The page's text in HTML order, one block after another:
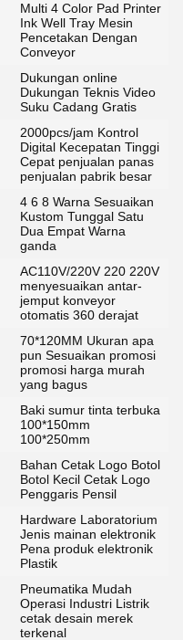
Multi 4 Color Pad Printer
Ink Well Tray Mesin
Pencetakan Dengan
Conveyor
Dukungan online
Dukungan Teknis Video
Suku Cadang Gratis
2000pcs/jam Kontrol
Digital Kecepatan Tinggi
Cepat penjualan panas
penjualan pabrik besar
4 6 8 Warna Sesuaikan
Kustom Tunggal Satu
Dua Empat Warna
ganda
AC110V/220V 220 220V
menyesuaikan antar-
jemput konveyor
otomatis 360 derajat
70*120MM Ukuran apa
pun Sesuaikan promosi
promosi harga murah
yang bagus
Baki sumur tinta terbuka
100*150mm
100*250mm
Bahan Cetak Logo Botol
Botol Kecil Cetak Logo
Penggaris Pensil
Hardware Laboratorium
Jenis mainan elektronik
Pena produk elektronik
Plastik
Pneumatika Mudah
Operasi Industri Listrik
cetak desain merek
terkenal